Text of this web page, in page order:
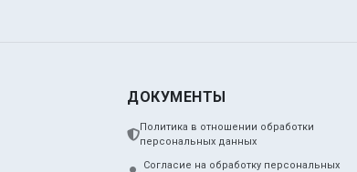
ДОКУМЕНТЫ
Политика в отношении обработки
персональных данных
Согласие на обработку персональных